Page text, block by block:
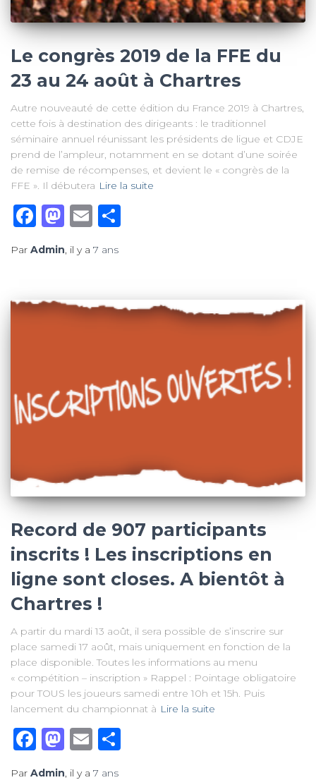
Le congrès 2019 de la FFE du
23 au 24 août à Chartres
Autre nouveauté de cette édition du France 2019 à Chartres,
cette fois à destination des dirigeants : le traditionnel
séminaire annuel réunissant les présidents de ligue et CDJE
prend de l’ampleur, notamment en se dotant d’une soirée
de remise de récompenses, et devient le « congrès de la
FFE ». Il débutera Lire la suite
Facebook
Mastodon
Email
Par Admin, il y a 7 ans
Record de 907 participants
inscrits ! Les inscriptions en
ligne sont closes. A bientôt à
Chartres !
A partir du mardi 13 août, il sera possible de s’inscrire sur
place samedi 17 août, mais uniquement en fonction de la
place disponible. Toutes les informations au menu
« compétition – inscription » Rappel : Pointage obligatoire
pour TOUS les joueurs samedi entre 10h et 15h. Puis
lancement du championnat à Lire la suite
Facebook
Mastodon
Email
Par Admin, il y a 7 ans